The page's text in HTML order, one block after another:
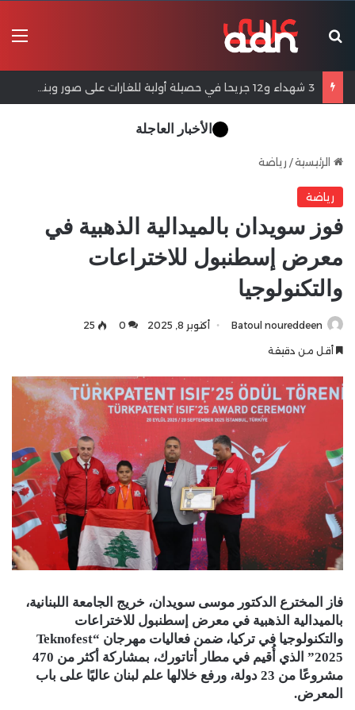
بحث عن
الأخبار العاجلة
الرئيسية/ رياضة
رياضة
فوز سويدان بالميدالية الذهبية في
معرض إسطنبول للاختراعات
والتكنولوجيا
Batoul noureddeen أكتوبر 8, 2025 0
25
أقل من دقيقة
فاز المخترع الدكتور موسى سويدان، خريج الجامعة اللبنانية،
بالميدالية الذهبية في معرض إسطنبول للاختراعات
والتكنولوجيا في تركيا، ضمن فعاليات مهرجان “Teknofest
2025” الذي أُقيم في مطار أتاتورك، بمشاركة أكثر من 470
مشروعًا من 23 دولة، ورفع خلالها علم لبنان عاليًا على باب
المعرض.